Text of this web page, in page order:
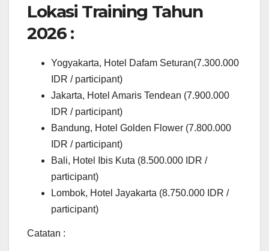
Lokasi Training Tahun
2026 :
Yogyakarta, Hotel Dafam Seturan(7.300.000
IDR / participant)
Jakarta, Hotel Amaris Tendean (7.900.000
IDR / participant)
Bandung, Hotel Golden Flower (7.800.000
IDR / participant)
Bali, Hotel Ibis Kuta (8.500.000 IDR /
participant)
Lombok, Hotel Jayakarta (8.750.000 IDR /
participant)
Catatan :